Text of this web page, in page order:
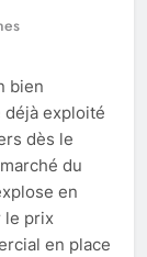
bien
exploité
dès le
du
en
le prix
en place